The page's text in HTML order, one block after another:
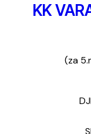
KK
(za